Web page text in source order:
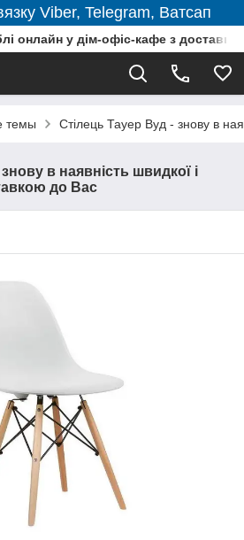
Viber, Telegram, Ватсап
онлайн у дім-офіс-кафе з
темы Стілець Тауер Вуд - знову в
в наявність швидкої і
до Вас